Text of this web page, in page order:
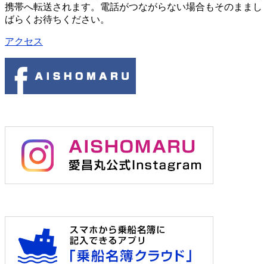
携帯へ転送されます。電話がつながらない場合もそのままし
ばらくお待ちください。
アクセス